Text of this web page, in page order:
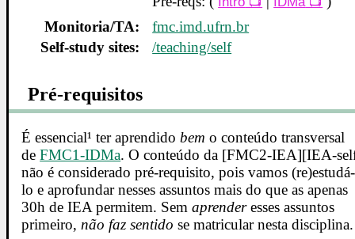
Monitoria/TA:
fmc.imd.ufrn.br
Self-study sites:
/teaching/self
Pré-requisitos
É essencial¹ ter aprendidobem o conteúdo transversal
deFMC1-IDMa. O conteúdo da [FMC2-IEA][IEA-
não é considerado pré-requisito, pois vamos (re)estudá-
lo e aprofundar nesses assuntos mais do que as apenas
30h de IEA permitem. Semaprenderesses assuntos
primeiro, não faz sentido se matricular nesta disciplina.